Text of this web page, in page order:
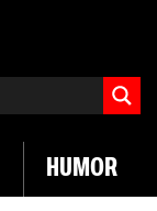
HUMOR